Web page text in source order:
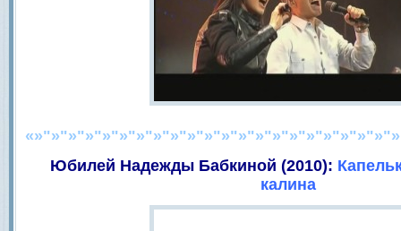
Юбилей Надежды Бабкиной (2010):
калина